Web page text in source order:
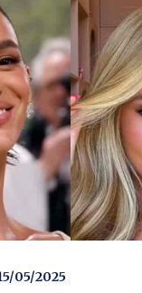
05/2025